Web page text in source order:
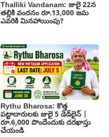
Thalliki Vandanam: జులై 22న
తల్లికి వందనం రూ.13,000 జమ
ఎవరికి మినహాయింపు?
Rythu Bharosa: కొత్త
పట్టాదారులకు జులై 5 డెడ్‌లైన్ |
రూ.6,000 పొందేందుకు దరఖాస్తు
చేయండి